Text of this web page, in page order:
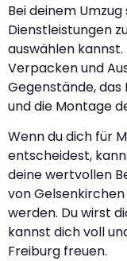
Bei deinem
Dienstleistungen
auswählen kannst.
Verpacken und
Gegenstände, das
und die Montage
Wenn du dich für
entscheidest,
deine wertvollen
von
werden. Du wirst
kannst dich voll
Freiburg freuen.